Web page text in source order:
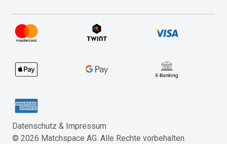
© 2026 Matchspace AG. Alle Rechte vorbehalten.
Datenschutz & Impressum​